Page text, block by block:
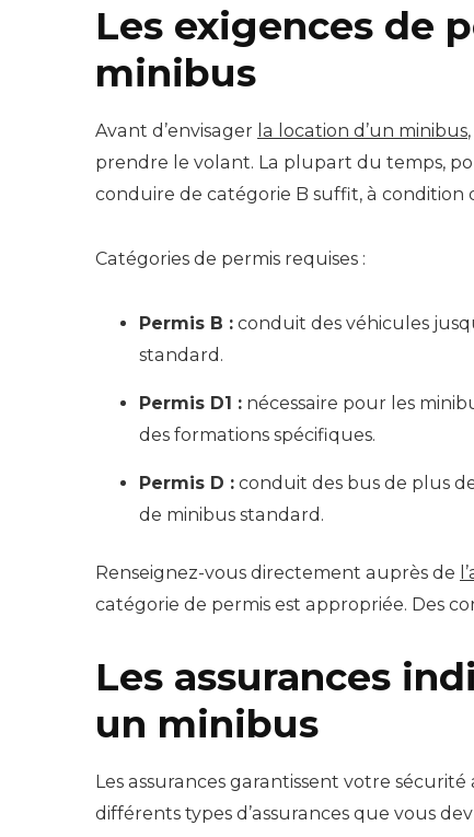
Les exigences de
minibus
Avant d’envisager la location d’un minibus
prendre le volant. La plupart du temps,
conduire de catégorie B suffit, à condition
Catégories de permis requises :
Permis B : conduit des véhicules
standard.
Permis D1 : nécessaire pour les
des formations spécifiques.
Permis D : conduit des bus de plus
de minibus standard.
Renseignez-vous directement auprès de
catégorie de permis est appropriée. Des
Les assurances
un minibus
Les assurances garantissent votre
différents types d’assurances que vous